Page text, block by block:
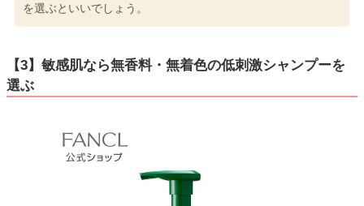
を選ぶといいでしょう。
【3】敏感肌なら無香料・無着色の低刺激シャンプーを
選ぶ